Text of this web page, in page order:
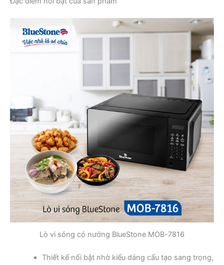
Lò vi sóng có nướng BlueStone MOB-7816
Thiết kế nổi bật nhờ kiểu dáng cấu tạo sang trọng,